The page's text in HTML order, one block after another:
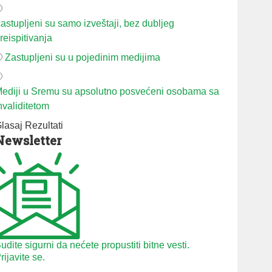
su samo izveštaji, bez dubljeg
Zastupljeni su u pojedinim medijima
u Sremu su apsolutno posvećeni osobama sa
Rezultati
sigurni da nećete propustiti bitne vesti.
se.